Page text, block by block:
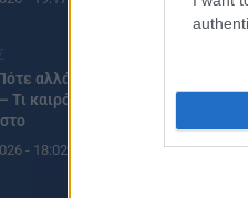
αλλάζει το
Τι καιρό θα κάνει τον
- 18:02